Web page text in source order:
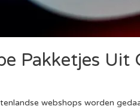
Pakketjes Uit
webshops worden